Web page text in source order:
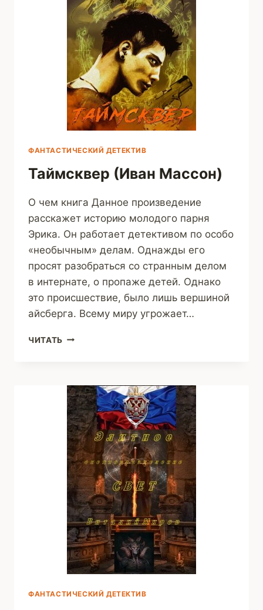
ФАНТАСТИЧЕСКИЙ ДЕТЕКТИВ
Таймсквер (Иван Массон)
О чем книга Данное произведение
расскажет историю молодого парня
Эрика. Он работает детективом по особо
«необычным» делам. Однажды его
просят разобраться со странным делом
в интернате, о пропаже детей. Однако
это происшествие, было лишь вершиной
айсберга. Всему миру угрожает…
ЧИТАТЬ ТАЙМСКВЕР
ФАНТАСТИЧЕСКИЙ ДЕТЕКТИВ